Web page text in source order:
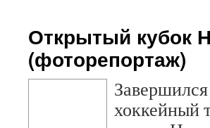
Открытый кубок
(фоторепортаж)
хоккейный